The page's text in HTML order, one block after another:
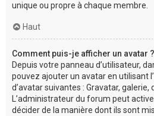
unique ou propre à chaque membre.
Haut
Comment puis-je afficher un avatar ?
Depuis votre panneau d’utilisateur,
pouvez ajouter un avatar en utilisant
d’avatar suivantes : Gravatar, galerie,
L’administrateur du forum peut
décider de la manière dont ils sont